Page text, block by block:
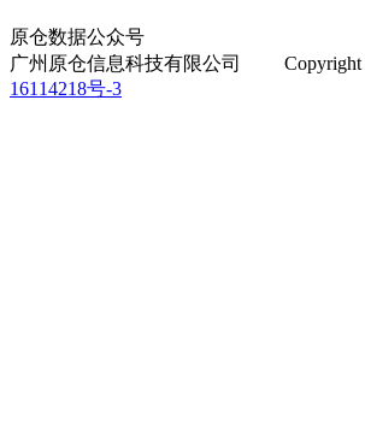
原仓数据公众号
广州原仓信息科技有限公司
Copyright
16114218号-3